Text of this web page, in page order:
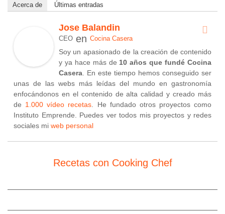
Acerca de Últimas entradas
Jose Balandin
CEO en Cocina Casera
Soy un apasionado de la creación de contenido
y ya hace más de 10 años que fundé Cocina
Casera . En este tiempo hemos conseguido ser
unas de las webs más leídas del mundo en gastronomía
enfocándonos en el contenido de alta calidad y creado más
de 1.000 vídeo recetas . He fundado otros proyectos como
Instituto Emprende. Puedes ver todos mis proyectos y redes
sociales mi web personal
Recetas con Cooking Chef